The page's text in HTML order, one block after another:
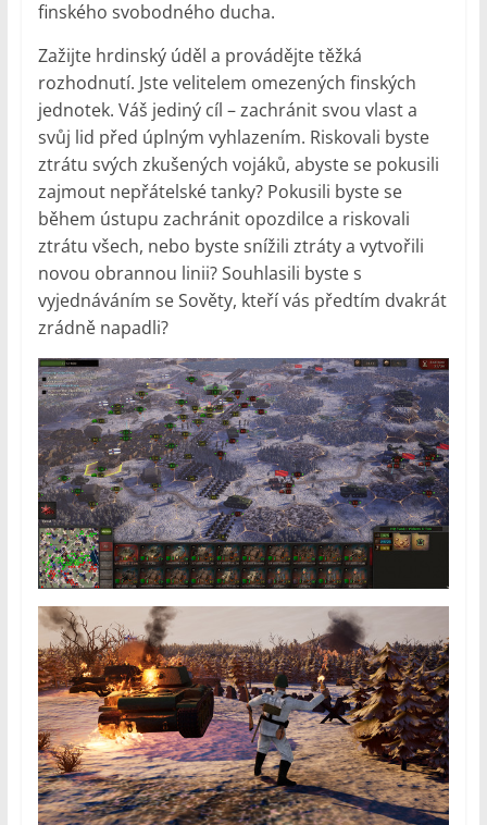
finského svobodného ducha.
Zažijte hrdinský úděl a provádějte těžká
rozhodnutí. Jste velitelem omezených finských
jednotek. Váš jediný cíl – zachránit svou vlast a
svůj lid před úplným vyhlazením. Riskovali byste
ztrátu svých zkušených vojáků, abyste se pokusili
zajmout nepřátelské tanky? Pokusili byste se
během ústupu zachránit opozdilce a riskovali
ztrátu všech, nebo byste snížili ztráty a vytvořili
novou obrannou linii? Souhlasili byste s
vyjednáváním se Sověty, kteří vás předtím dvakrát
zrádně napadli?